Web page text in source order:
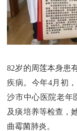
82岁的周莲本身患
疾病。今年4月初
沙市中心医院老年
及痰培养等检查，
曲霉菌肺炎。